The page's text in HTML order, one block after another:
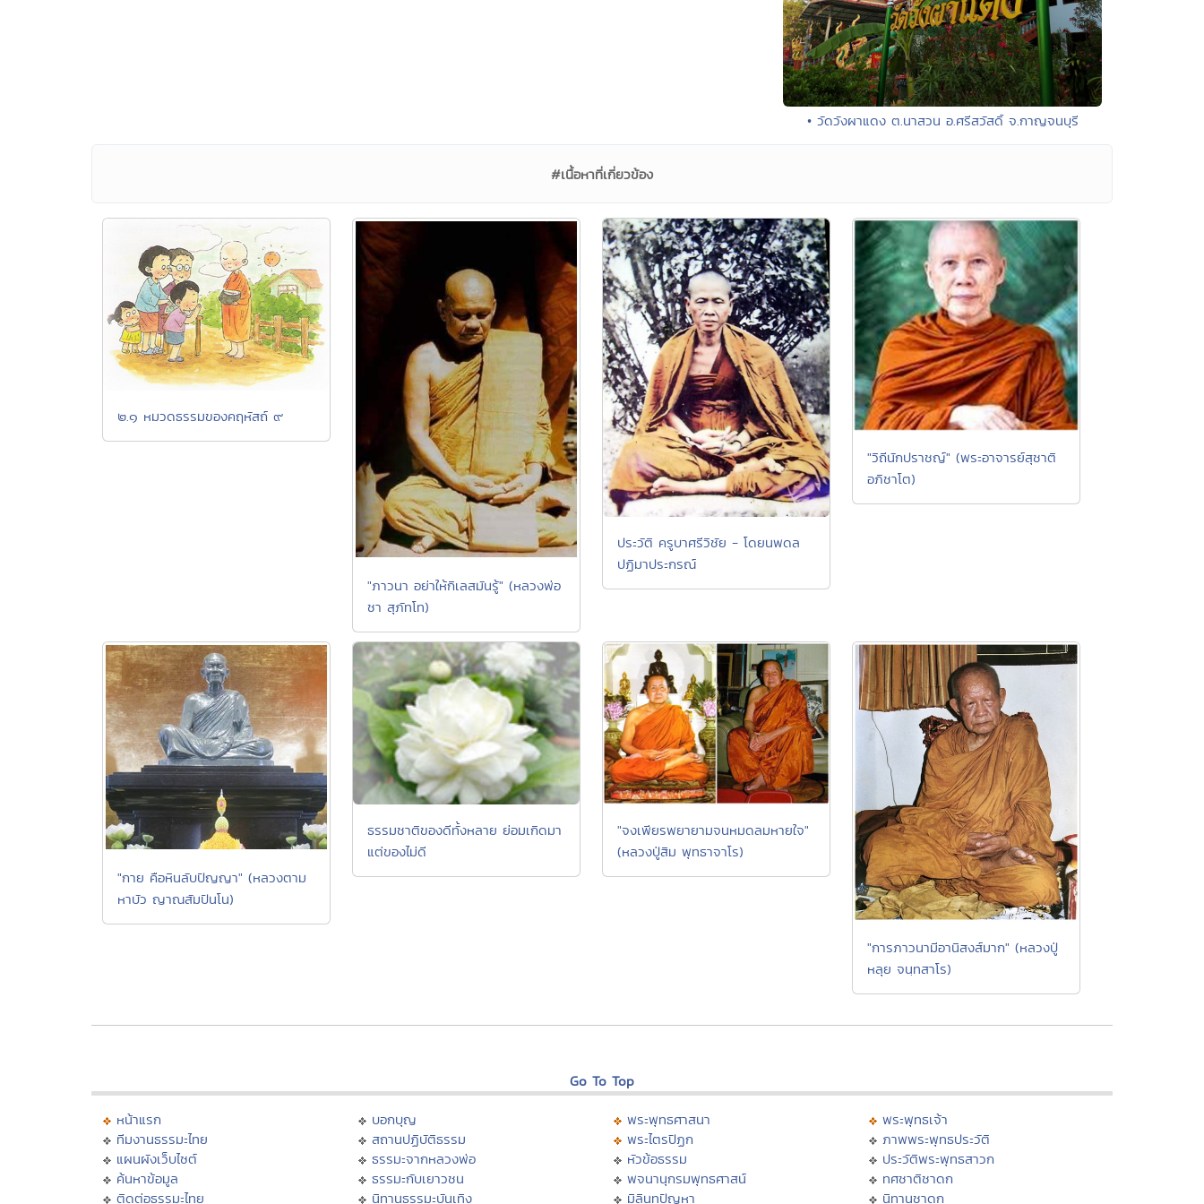
• วัดวังผาแดง ต.นาสวน อ.ศรีสวัสดิ์ จ.กาญจนบุรี
#เนื้อหาที่เกี่ยวข้อง
๒.๑ หมวดธรรมของคฤหัสถ์ ๙
"ภาวนา อย่าให้กิเลสมันรู้" (หลวงพ่อ
ชา สุภัทโท)
ประวัติ ครูบาศรีวิชัย - โดยนพดล
ปฏิมาประกรณ์
"วิถีนักปราชญ์" (พระอาจารย์สุชาติ
อภิชาโต)
"กาย คือหินลับปัญญา" (หลวงตาม
หาบัว ญาณสัมปันโน)
ธรรมชาติของดีทั้งหลาย ย่อมเกิดมา
แต่ของไม่ดี
"จงเพียรพยายามจนหมดลมหายใจ"
(หลวงปู่สิม พุทธาจาโร)
"การภาวนามีอานิสงส์มาก" (หลวงปู่
หลุย จนฺทสาโร)
Go To Top
หน้าแรก
ทีมงานธรรมะไทย
แผนผังเว็บไซต์
ค้นหาข้อมูล
ติดต่อธรรมะไทย
บอกบุญ
สถานปฏิบัติธรรม
ธรรมะจากหลวงพ่อ
ธรรมะกับเยาวชน
นิทานธรรมะบันเทิง
พระพุทธศาสนา
พระไตรปิฏก
หัวข้อธรรม
พจนานุกรมพุทธศาสน์
มิลินทปัญหา
พระพุทธเจ้า
ภาพพระพุทธประวัติ
ประวัติพระพุทธสาวก
ทศชาติชาดก
นิทานชาดก